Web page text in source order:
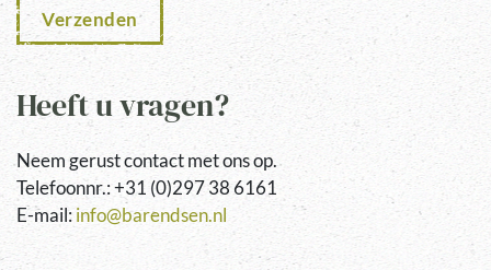
Verzenden
Heeft u vragen?
Neem gerust contact met ons op.
Telefoonnr.: +31 (0)297 38 6161
E-mail:info@barendsen.nl